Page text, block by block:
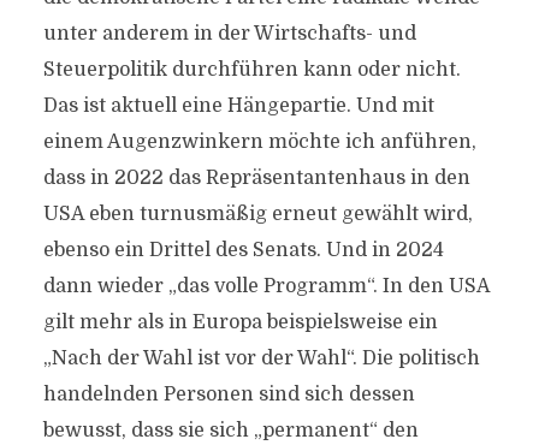
unter anderem in der Wirtschafts- und
Steuerpolitik durchführen kann oder nicht.
Das ist aktuell eine Hängepartie. Und mit
einem Augenzwinkern möchte ich anführen,
dass in 2022 das Repräsentantenhaus in den
USA eben turnusmäßig erneut gewählt wird,
ebenso ein Drittel des Senats. Und in 2024
dann wieder „das volle Programm“. In den USA
gilt mehr als in Europa beispielsweise ein
„Nach der Wahl ist vor der Wahl“. Die politisch
handelnden Personen sind sich dessen
bewusst, dass sie sich „permanent“ den